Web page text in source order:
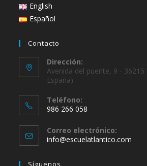
English
Español
Contacto
Dirección:
Avenida del puente, 9 -
España)
Teléfono:
986 266 058
abre
en
Correo electrónico:
info@escuelatlantico.com
Síguenos